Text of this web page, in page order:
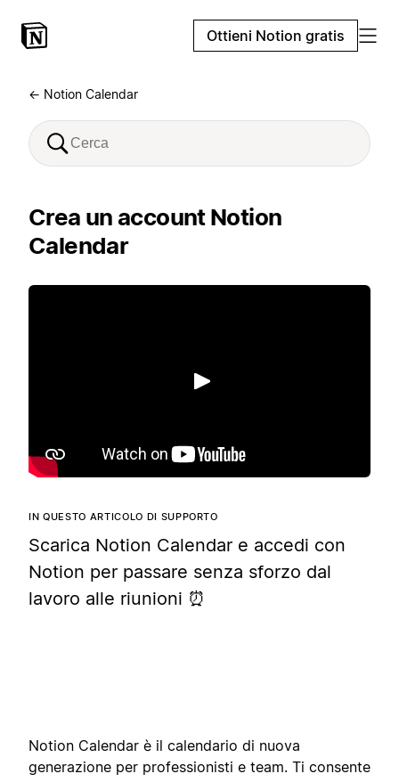
Ottieni Notion gratis
← Notion Calendar
Crea un account Notion
Calendar
Riproduci
IN QUESTO ARTICOLO DI SUPPORTO
Scarica Notion Calendar e accedi con
Notion per passare senza sforzo dal
lavoro alle riunioni ⏰
Notion Calendar è il calendario di nuova
generazione per professionisti e team. Ti consente